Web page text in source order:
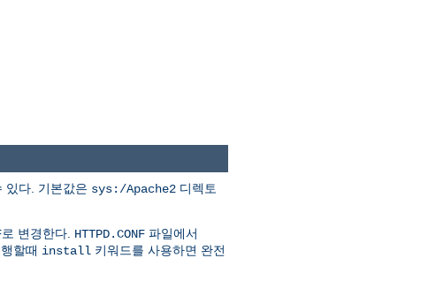
있다. 기본값은 sys:/Apache2 디렉토
로 변경한다. HTTPD.CONF 파일에서
할때 install 키워드를 사용하면 완전